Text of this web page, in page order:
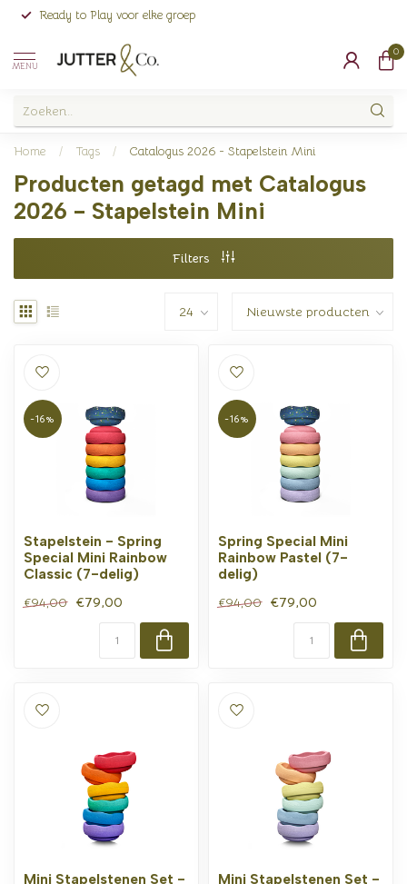
Ready to Play voor elke groep
MENU
0
Home / Tags / Catalogus 2026 - Stapelstein Mini
Producten getagd met Catalogus
2026 - Stapelstein Mini
Filters
-16%
Stapelstein - Spring
Special Mini Rainbow
Classic (7-delig)
€94,00 €79,00
-16%
Spring Special Mini
Rainbow Pastel (7-
delig)
€94,00 €79,00
Mini Stapelstenen Set -
Mini Stapelstenen Set -